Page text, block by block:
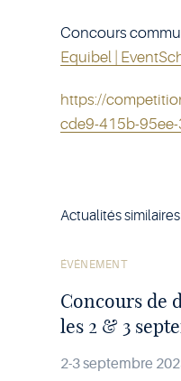
Concours
Equibel |
https://
cde9-415b-
Actualités similaires
Voir
Concours de
les 2 & 3
ÉVÉNEMENT
2-3 septembre